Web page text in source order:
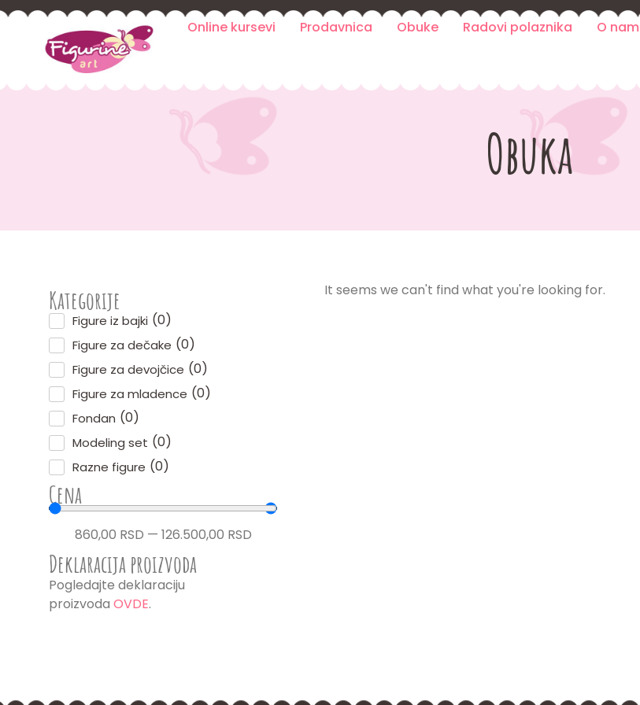
Online kursevi Prodavnica Obuke Radovi polaznika O
Obuka
Kategorije
Figure iz bajki (0)
Figure za dečake (0)
Figure za devojčice (0)
Figure za mladence (0)
Fondan (0)
Modeling set (0)
Razne figure (0)
Cena
860,00 RSD — 126.500,00 RSD
Deklaracija proizvoda
Pogledajte deklaraciju
proizvoda OVDE.
It seems we can't find what you're looking for.